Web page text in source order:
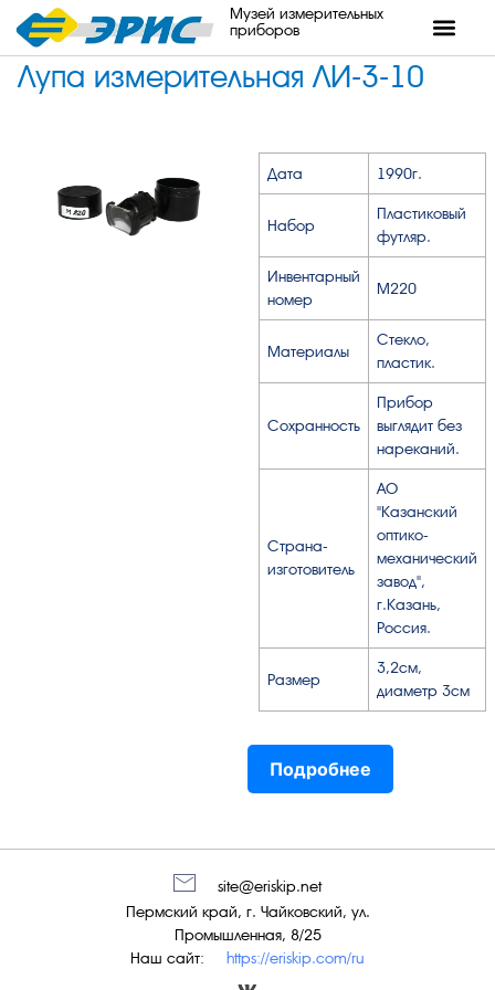
Музей измерительных
приборов
Лупа измерительная ЛИ-3-10
Дата 1990г.
Набор
Пластиковый
футляр.
Инвентарный
номер
М220
Материалы
Стекло,
пластик.
Сохранность
Прибор
выглядит без
нареканий.
Страна-
изготовитель
АО
"Казанский
оптико-
механический
завод",
г.Казань,
Россия.
Размер
3,2см,
диаметр 3см
Подробнее
Наш сайт: https://eriskip.com/ru
Пермский край, г. Чайковский, ул.
Промышленная, 8/25
site@eriskip.net